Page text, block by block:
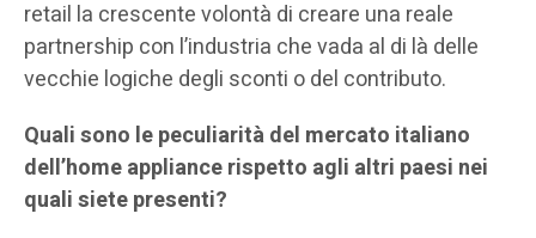
retail la crescente volontà di creare una reale
partnership con l’industria che vada al di là delle
vecchie logiche degli sconti o del contributo.
Quali sono le peculiarità del mercato italiano
dell’home appliance rispetto agli altri paesi nei
quali siete presenti?